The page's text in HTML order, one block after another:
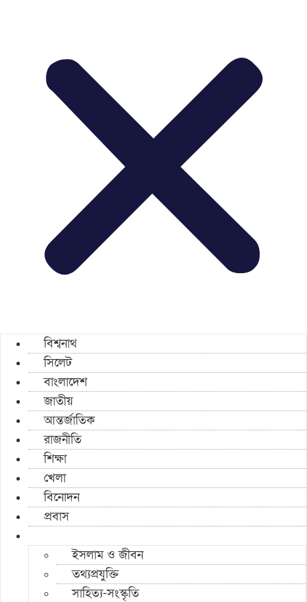
বিশ্বনাথ
সিলেট
বাংলাদেশ
জাতীয়
আন্তর্জাতিক
রাজনীতি
শিক্ষা
খেলা
বিনোদন
প্রবাস
ইসলাম ও জীবন
তথ্যপ্রযুক্তি
সাহিত্য-সংস্কৃতি